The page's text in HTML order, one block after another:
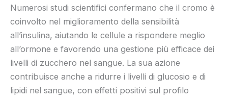
Numerosi studi scientifici confermano che il cromo è
coinvolto nel miglioramento della sensibilità
all’insulina, aiutando le cellule a rispondere meglio
all’ormone e favorendo una gestione più efficace dei
livelli di zucchero nel sangue. La sua azione
contribuisce anche a ridurre i livelli di glucosio e di
lipidi nel sangue, con effetti positivi sul profilo